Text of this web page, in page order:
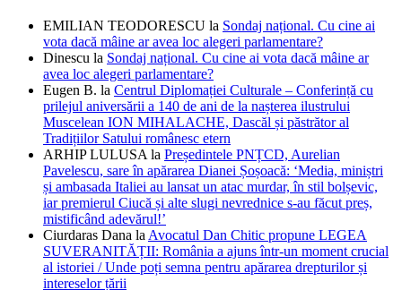
EMILIAN TEODORESCU la Sondaj național. Cu cine ai
vota dacă mâine ar avea loc alegeri parlamentare?
Dinescu la Sondaj național. Cu cine ai vota dacă mâine ar
avea loc alegeri parlamentare?
Eugen B. la Centrul Diplomației Culturale – Conferință cu
prilejul aniversării a 140 de ani de la nașterea ilustrului
Muscelean ION MIHALACHE, Dascăl și păstrător al
Tradițiilor Satului românesc etern
ARHIP LULUSA la Președintele PNȚCD, Aurelian
Pavelescu, sare în apărarea Dianei Șoșoacă: ‘Media, miniștri
și ambasada Italiei au lansat un atac murdar, în stil bolșevic,
iar premierul Ciucă și alte slugi nevrednice s-au făcut preș,
mistificând adevărul!’
Ciurdaras Dana la Avocatul Dan Chitic propune LEGEA
SUVERANITĂȚII: România a ajuns într-un moment crucial
al istoriei / Unde poți semna pentru apărarea drepturilor și
intereselor țării